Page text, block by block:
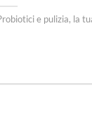
e pulizia, la